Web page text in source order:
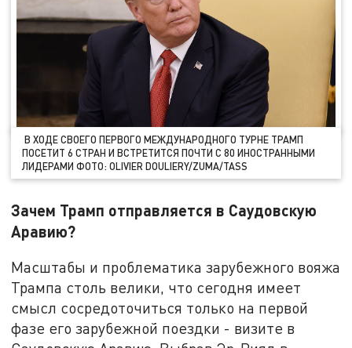
В ХОДЕ СВОЕГО ПЕРВОГО МЕЖДУНАРОДНОГО ТУРНЕ ТРАМП
ПОСЕТИТ 6 СТРАН И ВСТРЕТИТСЯ ПОЧТИ С 80 ИНОСТРАННЫМИ
ЛИДЕРАМИ ФОТО: OLIVIER DOULIERY/ZUMA/TASS
Зачем Трамп отправляется в Саудовскую
Аравию?
Масштабы и проблематика зарубежного вояжа
Трампа столь велики, что сегодня имеет
смысл сосредоточиться только на первой
фазе его зарубежной поездки - визите в